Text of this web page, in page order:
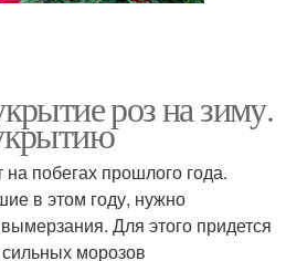
роз на зиму.
на побегах прошлого года.
в этом году, нужно
Для этого придется
морозов